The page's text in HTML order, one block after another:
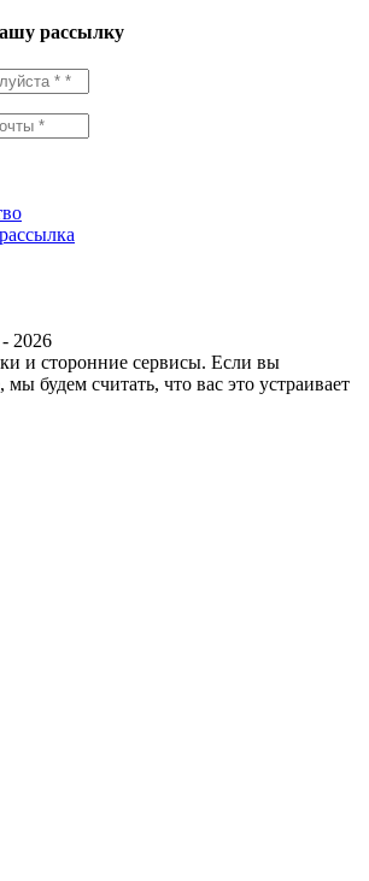
рассылку
2026
и сторонние сервисы. Если вы
будем считать, что вас это устраивает